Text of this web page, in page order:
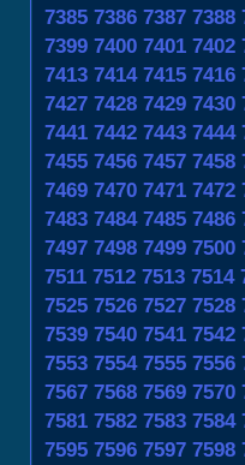
7385 7386 7387 7388
7399 7400 7401 7402
7413 7414 7415 7416
7427 7428 7429 7430
7441 7442 7443 7444
7455 7456 7457 7458
7469 7470 7471 7472
7483 7484 7485 7486
7497 7498 7499 7500
7511 7512 7513 7514
7525 7526 7527 7528
7539 7540 7541 7542
7553 7554 7555 7556
7567 7568 7569 7570
7581 7582 7583 7584
7595 7596 7597 7598